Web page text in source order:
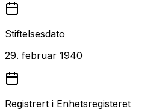
Stiftelsesdato
29. februar 1940
Registrert i Enhetsregisteret